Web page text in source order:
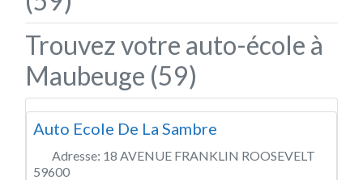
Trouvez votre auto-école à
Maubeuge (59)
Auto Ecole De La Sambre
Adresse: 18 AVENUE FRANKLIN ROOSEVELT
59600